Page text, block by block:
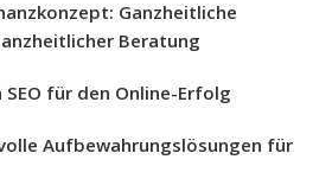
Ganzheitliche
Beratung
für den Online-Erfolg
Aufbewahrungslösungen für